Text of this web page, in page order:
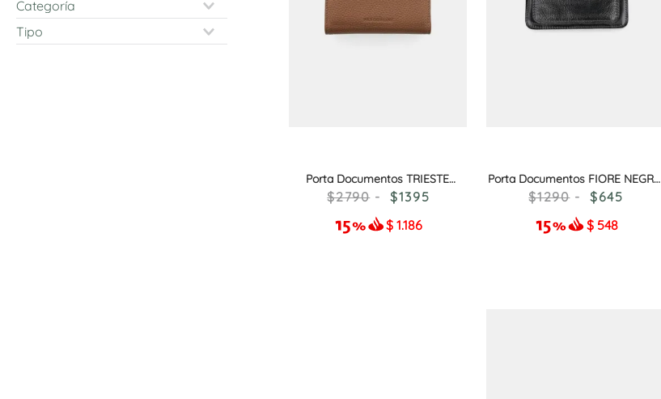
Porta Documentos TRIESTE
COGNAC
2790
1395
$1.186
Porta Documentos FIORE NEGRO
CHAROL
1290
645
$ 548